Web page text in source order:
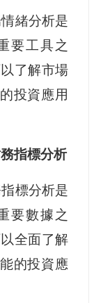
緒分析是
要工具之
了解市場
投資應用
指標分析
標分析是
要數據之
全面了解
的投資應